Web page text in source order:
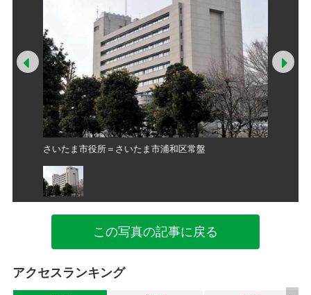
さいたま市役所＝さいたま市浦和区常盤
Prev
この写真の記事に戻る
アクセスランキング